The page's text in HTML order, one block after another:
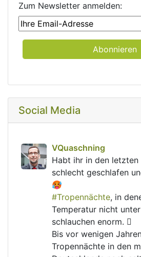
Zum Newsletter anmelden:
Social Media
VQuaschning avatar
VQuaschning
Habt ihr in den letzten
schlecht geschlafen
🥵
#Tropennächte, in
Temperatur nicht
schlauchen enorm. 🫩
Bis vor wenigen
Tropennächte in den